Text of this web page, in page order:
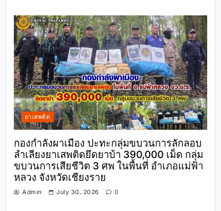
ยาเสพติด
กองกำลังผาเมือง ปะทะกลุ่มขบวนการลักลอบ
ลำเลียงยาเสพติดยึดยาบ้า 390,000 เม็ด กลุ่ม
ขบวนการเสียชีวิต 3 ศพ ในพื้นที่ อำเภอแม่ฟ้า
หลวง จังหวัดเชียงราย
Admin July 30, 2026 0